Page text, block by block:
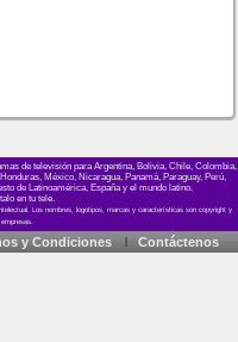
de televisión para Argentina, Bolivia, Chile, Colombia,
México, Nicaragua, Panamá, Paraguay, Perú,
de Latinoamérica, España y el mundo latino.
en tu tele.
y Condiciones Contáctenos